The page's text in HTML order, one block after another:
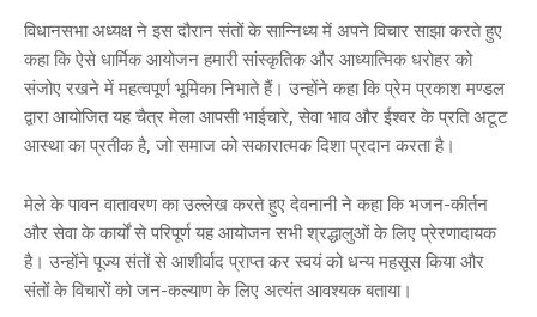
विधानसभा अध्यक्ष ने इस दौरान संतों के सान्निध्य में अपने विचार साझा करते हुए
कहा कि ऐसे धार्मिक आयोजन हमारी सांस्कृतिक और आध्यात्मिक धरोहर को
संजोए रखने में महत्वपूर्ण भूमिका निभाते हैं। उन्होंने कहा कि प्रेम प्रकाश मण्डल
द्वारा आयोजित यह चैत्र मेला आपसी भाईचारे, सेवा भाव और ईश्वर के प्रति अटूट
आस्था का प्रतीक है, जो समाज को सकारात्मक दिशा प्रदान करता है।
मेले के पावन वातावरण का उल्लेख करते हुए देवनानी ने कहा कि भजन-कीर्तन
और सेवा के कार्यों से परिपूर्ण यह आयोजन सभी श्रद्धालुओं के लिए प्रेरणादायक
है। उन्होंने पूज्य संतों से आशीर्वाद प्राप्त कर स्वयं को धन्य महसूस किया और
संतों के विचारों को जन-कल्याण के लिए अत्यंत आवश्यक बताया।